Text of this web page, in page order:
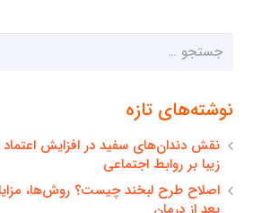
جستجو
نوشته‌های تازه
نقش دندان‌های سفید در افزایش اعتماد
زیبا بر روابط اجتماعی
اصلاح طرح لبخند چیست؟ روش‌ها،